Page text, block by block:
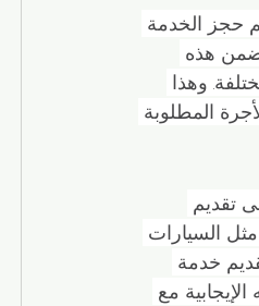
حجز الخدمة
هذه
وهذا
المطلوبة
تقديم
السيارات
خدمة
مع